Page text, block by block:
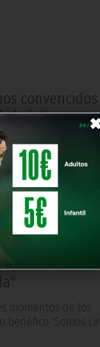
×
abajo"
para decidir si
asegura el
a pase de
momentos de los
'Somos